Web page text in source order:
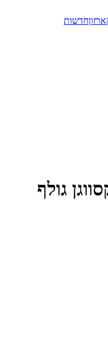
חדשות
גולף